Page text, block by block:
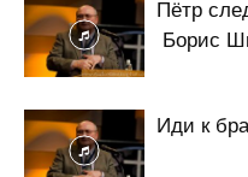
Пётр
Борис
Иди к